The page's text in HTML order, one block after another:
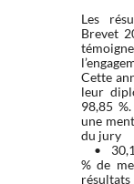
Les
Brevet
Cette
leur
98,85
une
du jury
•
% de